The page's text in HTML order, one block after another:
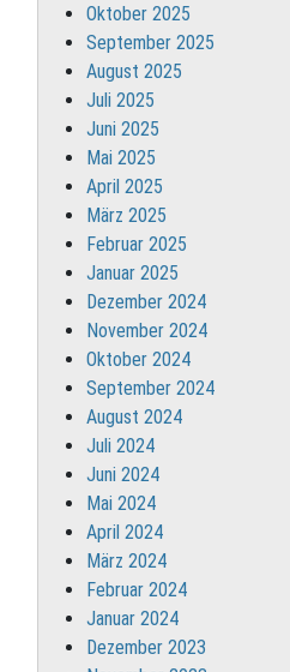
Oktober 2025
September 2025
August 2025
Juli 2025
Juni 2025
Mai 2025
April 2025
März 2025
Februar 2025
Januar 2025
Dezember 2024
November 2024
Oktober 2024
September 2024
August 2024
Juli 2024
Juni 2024
Mai 2024
April 2024
März 2024
Februar 2024
Januar 2024
Dezember 2023